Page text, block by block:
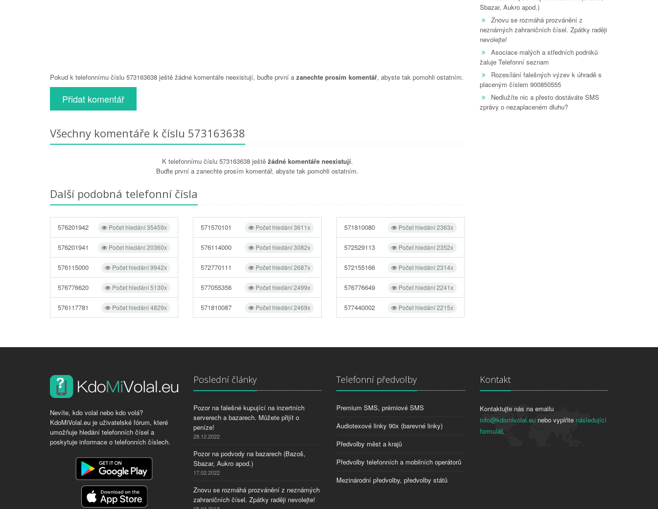
Pokud k telefonnímu číslu 573163638 ještě žádné komentáře neexistují, buďte první a zanechte prosím komentář, abyste tak pomohli ostatním.
Přidat komentář
Všechny komentáře k číslu 573163638
K telefonnímu číslu 573163638 ještě žádné komentáře neexistují.
Buďte první a zanechte prosím komentář, abyste tak pomohli ostatním.
Další podobná telefonní čísla
Počet hledání 35459x
576201942
Počet hledání 20360x
576201941
Počet hledání 9942x
576115000
Počet hledání 5130x
576776620
Počet hledání 4829x
576117781
Počet hledání 3611x
571570101
Počet hledání 3082x
576114000
Počet hledání 2687x
572770111
Počet hledání 2499x
577055356
Počet hledání 2469x
571810087
Počet hledání 2363x
571810080
Počet hledání 2352x
572529113
Počet hledání 2314x
572155166
Počet hledání 2241x
576776649
Počet hledání 2215x
577440002
Sbazar, Aukro apod.)
Znovu se rozmáhá prozvánění z
neznámých zahraničních čísel. Zpátky raději
nevolejte!
Asociace malých a středních podniků
žaluje Telefonní seznam
Rozesílání falešných výzev k úhradě s
placeným číslem 900850555
Nedlužíte nic a přesto dostáváte SMS
zprávy o nezaplaceném dluhu?
Nevíte, kdo volal nebo kdo volá?
KdoMiVolal.eu je uživatelské fórum, které
umožňuje hledání telefonních čísel a
poskytuje informace o telefonních číslech.
Poslední články
Pozor na falešné kupující na inzertních
serverech a bazarech. Můžete přijít o
peníze!
28.12.2022
Pozor na podvody na bazarech (Bazoš,
Sbazar, Aukro apod.)
17.02.2022
Znovu se rozmáhá prozvánění z neznámých
zahraničních čísel. Zpátky raději nevolejte!
Telefonní předvolby
Premium SMS, prémiové SMS
Audiotexové linky 90x (barevné linky)
Předvolby měst a krajů
Předvolby telefonních a mobilních operátorů
Mezinárodní předvolby, předvolby států
Kontakt
Kontaktujte nás na emailu
info@kdomivolal.eunebo vyplňte následující
formulář.